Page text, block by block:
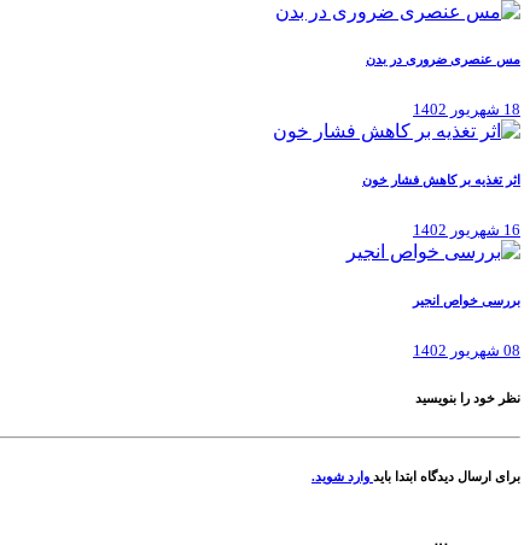
مس عنصری ضروری در بدن
18 شهریور 1402
اثر تغذیه بر کاهش فشار خون
16 شهریور 1402
بررسی خواص انجیر
08 شهریور 1402
نظر خود را بنویسید
برای ارسال دیدگاه ابتدا باید وارد شوید.